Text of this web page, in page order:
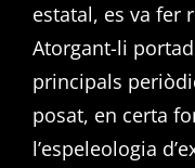
estatal, es va fer
Atorgant-li
principals
posat, en certa
l’espeleologia